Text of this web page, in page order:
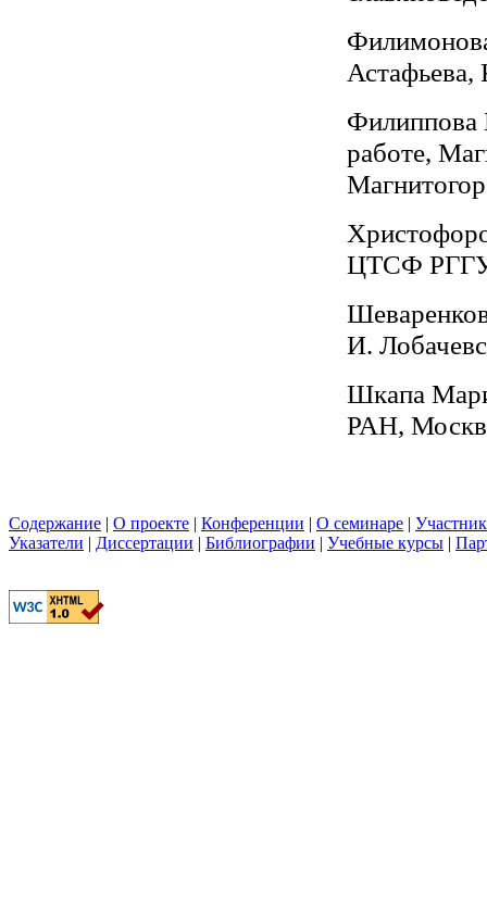
Астафьева,
Филиппова
работе,
ЦТСФ
И.
Шкапа
РАН,
Содержание | О проекте | Конференции | О семинаре |
Указатели | Диссертации | Библиографии | Учебные курсы |